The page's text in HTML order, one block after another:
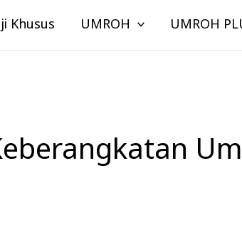
Khusus UMROH UMROH